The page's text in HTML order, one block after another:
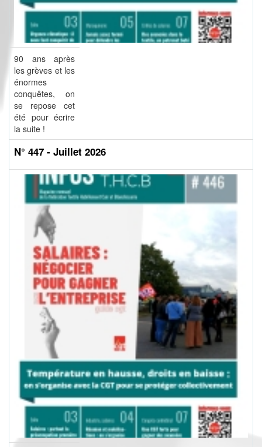
90 ans après
les grèves et les
énormes
conquêtes, on
se repose cet
été pour écrire
la suite !
N° 447 - Juillet 2026